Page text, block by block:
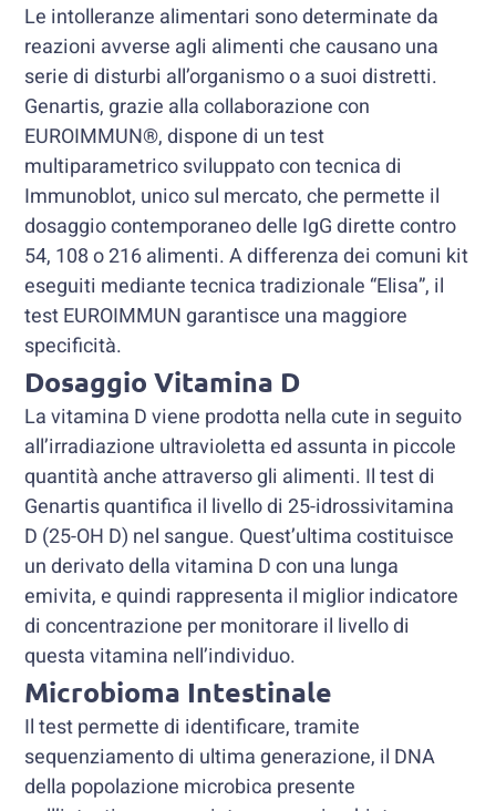
Le intolleranze alimentari sono determinate da
reazioni avverse agli alimenti che causano una
serie di disturbi all’organismo o a suoi distretti.
Genartis, grazie alla collaborazione con
EUROIMMUN®, dispone di un test
multiparametrico sviluppato con tecnica di
Immunoblot, unico sul mercato, che permette il
dosaggio contemporaneo delle IgG dirette contro
54, 108 o 216 alimenti. A differenza dei comuni kit
eseguiti mediante tecnica tradizionale “Elisa”, il
test EUROIMMUN garantisce una maggiore
specificità.
Dosaggio Vitamina D
La vitamina D viene prodotta nella cute in seguito
all’irradiazione ultravioletta ed assunta in piccole
quantità anche attraverso gli alimenti. Il test di
Genartis quantifica il livello di 25-idrossivitamina
D (25-OH D) nel sangue. Quest’ultima costituisce
un derivato della vitamina D con una lunga
emivita, e quindi rappresenta il miglior indicatore
di concentrazione per monitorare il livello di
questa vitamina nell’individuo.
Microbioma Intestinale
Il test permette di identificare, tramite
sequenziamento di ultima generazione, il DNA
della popolazione microbica presente